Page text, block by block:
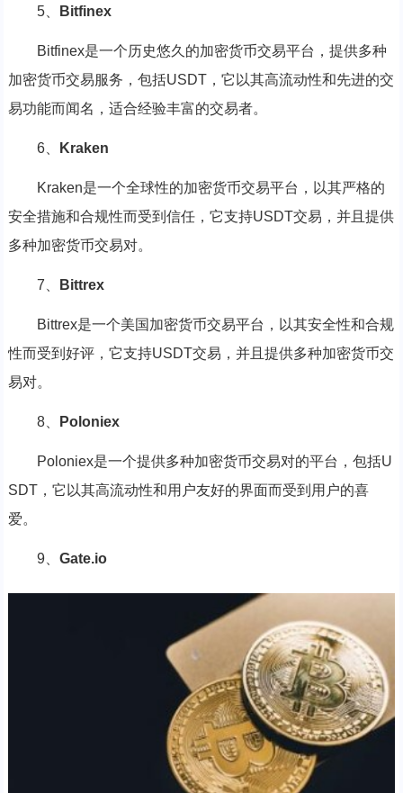
5、 Bitfinex
Bitfinex是一个历史悠久的加密货币交易平台，提供多种
加密货币交易服务，包括USDT，它以其高流动性和先进的交
易功能而闻名，适合经验丰富的交易者。
6、 Kraken
Kraken是一个全球性的加密货币交易平台，以其严格的
安全措施和合规性而受到信任，它支持USDT交易，并且提供
多种加密货币交易对。
7、 Bittrex
Bittrex是一个美国加密货币交易平台，以其安全性和合规
性而受到好评，它支持USDT交易，并且提供多种加密货币交
易对。
8、 Poloniex
Poloniex是一个提供多种加密货币交易对的平台，包括U
SDT，它以其高流动性和用户友好的界面而受到用户的喜
爱。
9、 Gate.io